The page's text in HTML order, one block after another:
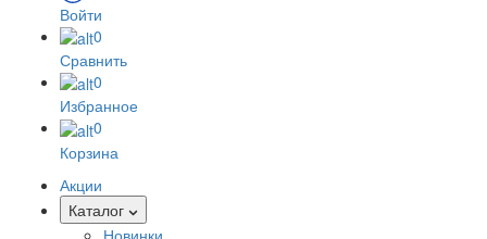
Войти
0
Сравнить
0
Избранное
0
Корзина
Акции
Каталог
Новинки